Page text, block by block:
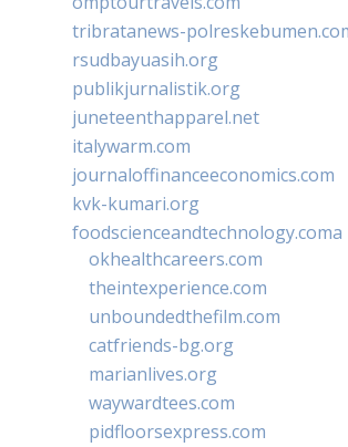
tribratanews-
rsudbayuasih.org
publikjurnalistik.org
juneteenthapparel.net
italywarm.com
journaloffinanceeconomics.com
kvk-kumari.org
foodscienceandtechnology.coma
okhealthcareers.com
theintexperience.com
unboundedthefilm.com
catfriends-bg.org
marianlives.org
waywardtees.com
pidfloorsexpress.com